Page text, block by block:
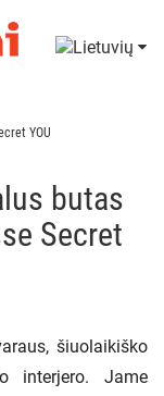
YOU
butas
Secret
šiuolaikiško
interjero. Jame